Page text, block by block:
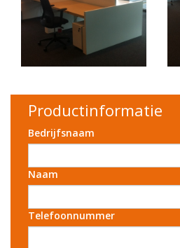
Productinformatie
Bedrijfsnaam
Naam
Telefoonnummer